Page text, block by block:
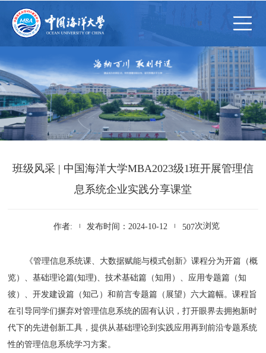
班级风采 | 中国海洋大学MBA2023级1班开展管理信
息系统企业实践分享课堂
作者: 发布时间：2024-10-12 507次浏览
《管理信息系统课、大数据赋能与模式创新》课程分为开篇（概
览）、基础理论篇(知理)、技术基础篇（知用）、应用专题篇（知
彼）、开发建设篇（知己）和前言专题篇（展望）六大篇幅。课程旨
在引导同学们摒弃对管理信息系统的固有认识，打开眼界去拥抱新时
代下的先进创新工具，提供从基础理论到实践应用再到前沿专题系统
性的管理信息系统学习方案。